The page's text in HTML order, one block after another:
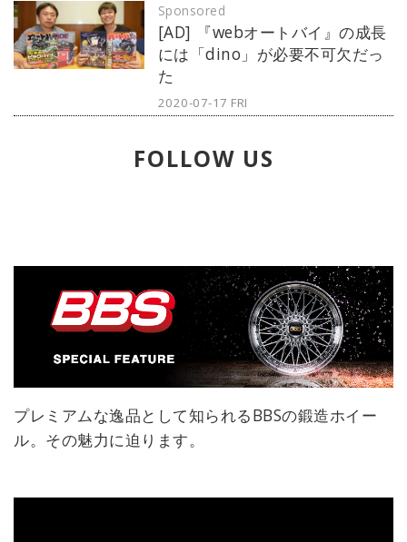
ここでは大吟醸酒や純米酒、本醸造
酒といったよく見る日本酒ラベルの
記述について解説していく。※取材
協力：日本酒サービス研究会・酒匠
研究会連合会（SSI）
[AD] 『webオートバイ』の成長
には「dino」が必要不可欠だっ
た
Sponsored
2020-07-17 FRI
FOLLOW US
プレミアムな逸品として知られるBBSの鍛造ホイー
ル。その魅力に迫ります。